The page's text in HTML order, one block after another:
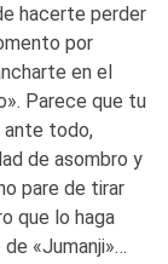
hacerte perder
por
en el
Parece que tu
ante todo,
de asombro y
pare de tirar
que lo haga
«Jumanji»…